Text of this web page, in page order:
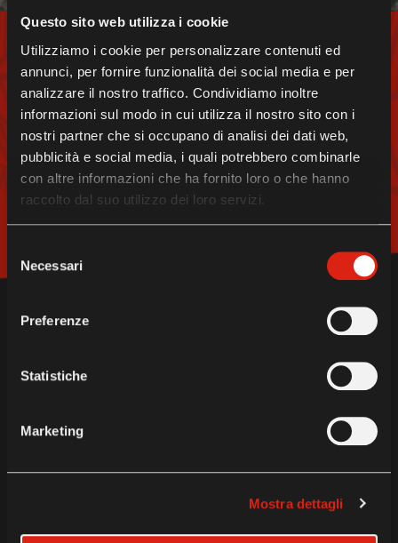
Questo sito web utilizza i cookie
Utilizziamo i cookie per personalizzare contenuti ed
annunci, per fornire funzionalità dei social media e per
analizzare il nostro traffico. Condividiamo inoltre
informazioni sul modo in cui utilizza il nostro sito con i
nostri partner che si occupano di analisi dei dati web,
pubblicità e social media, i quali potrebbero combinarle
con altre informazioni che ha fornito loro o che hanno
raccolto dal suo utilizzo dei loro servizi.
delNecessari
Preferenze
Statistiche
Marketing
Mostra dettagli
TO BECOME A HERO AT
THE SÜDTIROL
DOLOMITES
CONTACT US!
INSTITUTIONALPARTNERS TITLESPONSORS